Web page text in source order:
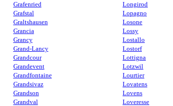
Grafenried
Grafstal
Graltshausen
Grancia
Grancy
Grand-Lancy
Grandcour
Grandevent
Grandfontaine
Grandsivaz
Grandson
Grandval
Longirod
Lopagno
Losone
Lossy
Lostallo
Lostorf
Lottigna
Lotzwil
Lourtier
Lovatens
Lovens
Loveresse